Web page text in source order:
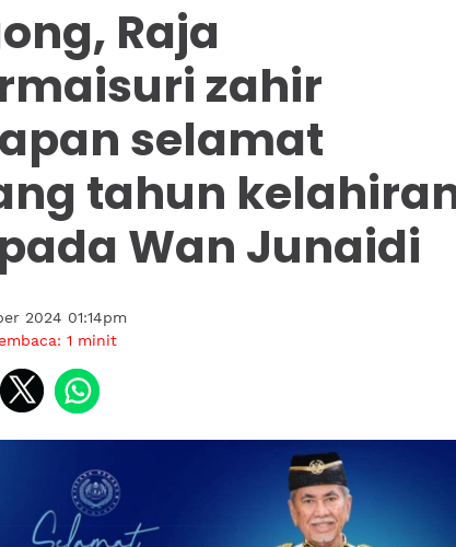
Raja
zahir
selamat
tahun
Wan Junaidi
2024 01:14pm
1 minit